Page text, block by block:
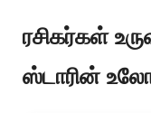
ரசிகர்கள்
ஸ்டாரின்